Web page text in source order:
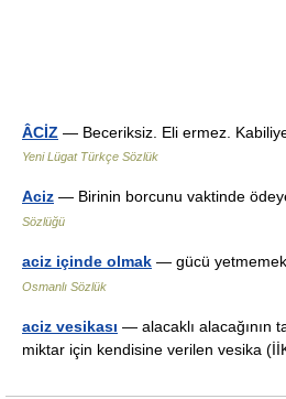
ÂCİZ — Beceriksiz. Eli ermez.
Yeni Lügat Türkçe Sözlük
Aciz — Birinin borcunu vaktinde
Sözlüğü
aciz içinde olmak — gücü
Osmanlı Sözlük
aciz vesikası — alacaklı alacağının
miktar için kendisine verilen vesika